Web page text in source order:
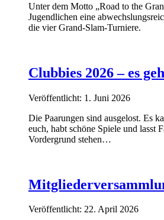
Unter dem Motto „Road to the
Jugendlichen eine
die vier Grand-Slam-Turniere.
Clubbies 2026 – es
Veröffentlicht: 1. Juni 2026
Die Paarungen sind ausgelost. Es
euch, habt schöne Spiele und lasst
Vordergrund stehen…
Veröffentlicht: 22. April 2026